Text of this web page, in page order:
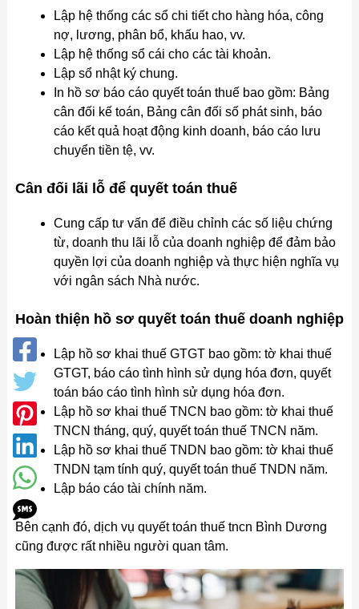
Lập hệ thống các sổ chi tiết cho hàng hóa, công
nợ, lương, phân bổ, khấu hao, vv.
Lập hệ thống sổ cái cho các tài khoản.
Lập sổ nhật ký chung.
In hồ sơ báo cáo quyết toán thuế bao gồm: Bảng
cân đối kế toán, Bảng cân đối số phát sinh, báo
cáo kết quả hoạt động kinh doanh, báo cáo lưu
chuyển tiền tệ, vv.
Cân đối lãi lỗ để quyết toán thuế
Cung cấp tư vấn để điều chỉnh các số liệu chứng
từ, doanh thu lãi lỗ của doanh nghiệp để đảm bảo
quyền lợi của doanh nghiệp và thực hiện nghĩa vụ
với ngân sách Nhà nước.
Hoàn thiện hồ sơ quyết toán thuế doanh nghiệp
Lập hồ sơ khai thuế GTGT bao gồm: tờ khai thuế
GTGT, báo cáo tình hình sử dụng hóa đơn, quyết
toán báo cáo tình hình sử dụng hóa đơn.
Lập hồ sơ khai thuế TNCN bao gồm: tờ khai thuế
TNCN tháng, quý, quyết toán thuế TNCN năm.
Lập hồ sơ khai thuế TNDN bao gồm: tờ khai thuế
TNDN tạm tính quý, quyết toán thuế TNDN năm.
Lập báo cáo tài chính năm.
Bên cạnh đó, dịch vụ quyết toán thuế tncn Bình Dương
cũng được rất nhiều người quan tâm.